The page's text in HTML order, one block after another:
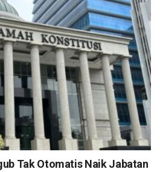
Tak Otomatis Naik Jabatan